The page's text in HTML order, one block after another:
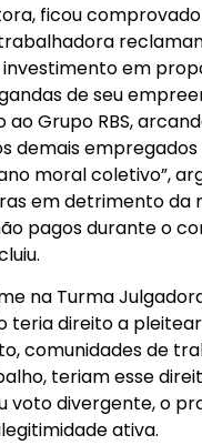
ficou
em
de seu
Grupo RBS,
demais
moral coletivo”,
em detrimento
pagos durante o
na Turma
teria direito a
comunidades de
teriam esse
divergente, o
ativa.